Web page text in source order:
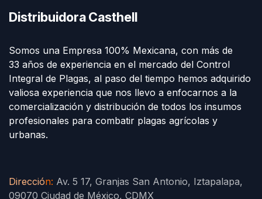
Distribuidora Casthell
Somos una Empresa 100% Mexicana, con más de
33 años de experiencia en el mercado del Control
Integral de Plagas, al paso del tiempo hemos adquirido
valiosa experiencia que nos llevo a enfocarnos a la
comercialización y distribución de todos los insumos
profesionales para combatir plagas agrícolas y
urbanas.
Dirección: Av. 5 17, Granjas San Antonio, Iztapalapa,
09070 Ciudad de México, CDMX